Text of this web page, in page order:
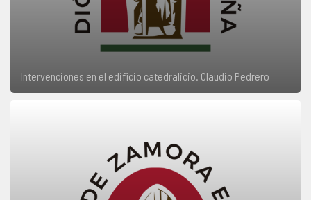
Intervenciones en el edificio catedralicio. Claudio Pedrero